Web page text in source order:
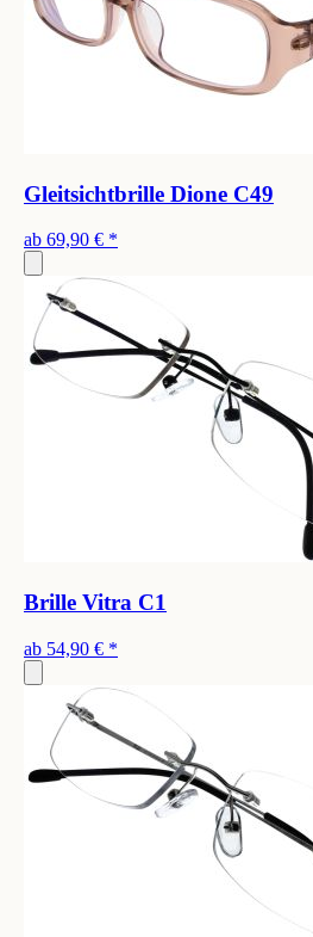
Gleitsichtbrille Dione C49
ab 69,90 € *
Brille Vitra C1
ab 54,90 € *